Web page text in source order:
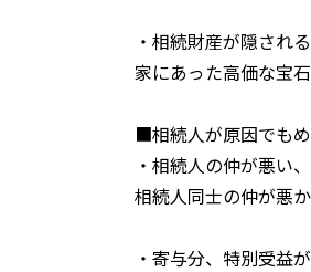
・相続財産が隠される
家にあった高価な宝
■相続人が原因でも
・相続人の仲が悪い
相続人同士の仲が悪
・寄与分、特別受益